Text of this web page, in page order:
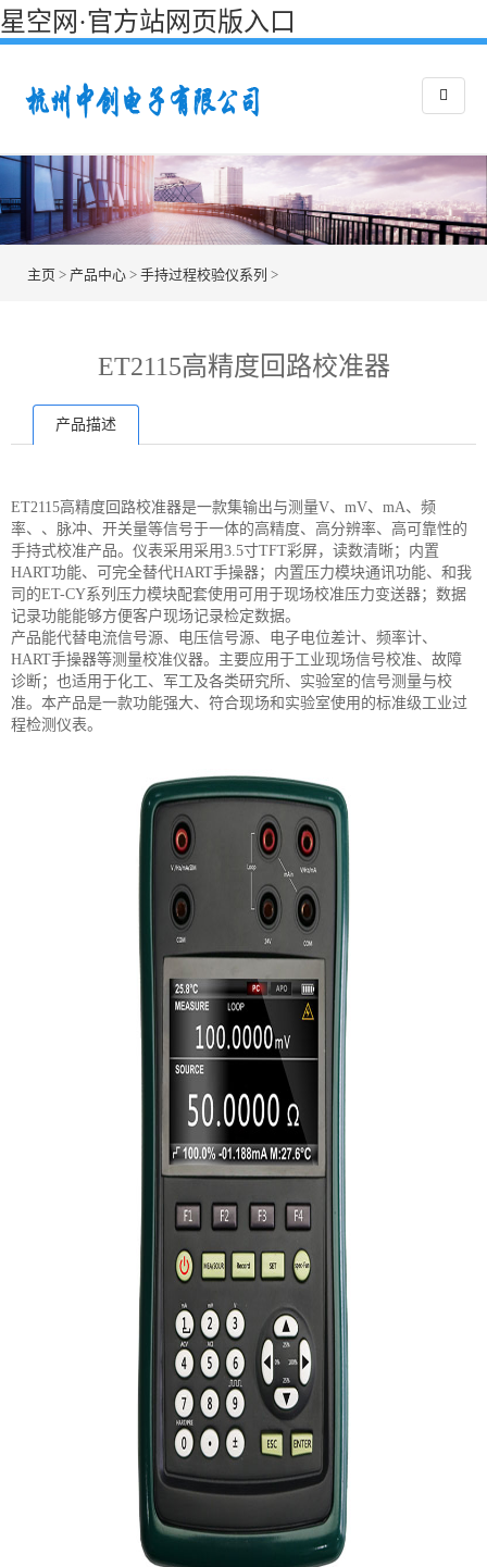
星空网·官方站网页版入口
主页 > 产品中心 > 手持过程校验仪系列 >
ET2115高精度回路校准器
产品描述
ET2115高精度回路校准器是一款集输出与测量V、mV、mA、频
率、、脉冲、开关量等信号于一体的高精度、高分辨率、高可靠性的
手持式校准产品。仪表采用采用3.5寸TFT彩屏，读数清晰；内置
HART功能、可完全替代HART手操器；内置压力模块通讯功能、和我
司的ET-CY系列压力模块配套使用可用于现场校准压力变送器；数据
记录功能能够方便客户现场记录检定数据。
产品能代替电流信号源、电压信号源、电子电位差计、频率计、
HART手操器等测量校准仪器。主要应用于工业现场信号校准、故障
诊断；也适用于化工、军工及各类研究所、实验室的信号测量与校
准。本产品是一款功能强大、符合现场和实验室使用的标准级工业过
程检测仪表。